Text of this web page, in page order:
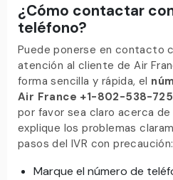
¿Cómo contactar
teléfono?
Puede ponerse en contacto
atención al cliente de Air
forma sencilla y rápida, el
Air France +1-802-538-
por favor sea claro acerca
explique los problemas
pasos del IVR con precaución:
Marque el número de